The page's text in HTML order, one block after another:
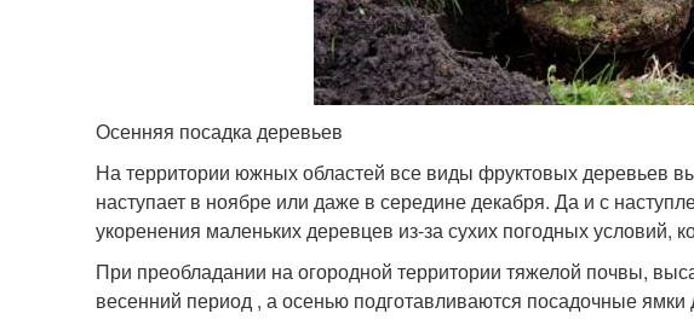
Осенняя посадка деревьев
На территории южных областей все виды фруктовых деревьев
наступает в ноябре или даже в середине декабря. Да и с
укоренения маленьких деревцев из-за сухих погодных условий,
При преобладании на огородной территории тяжелой почвы,
весенний период , а осенью подготавливаются посадочные ямки